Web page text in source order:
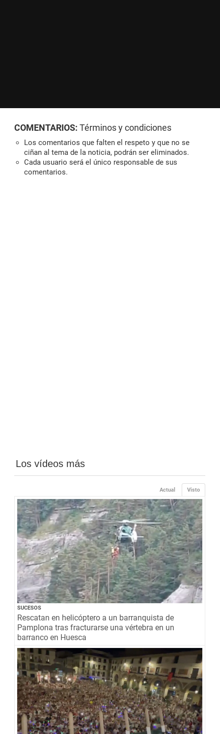
COMENTARIOS: Términos y condiciones
Los comentarios que falten el respeto y que no se
ciñan al tema de la noticia, podrán ser eliminados.
Cada usuario será el único responsable de sus
comentarios.
Los vídeos más
Visto
Actual
SUCESOS
Rescatan en helicóptero a un barranquista de
Pamplona tras fracturarse una vértebra en un
barranco en Huesca